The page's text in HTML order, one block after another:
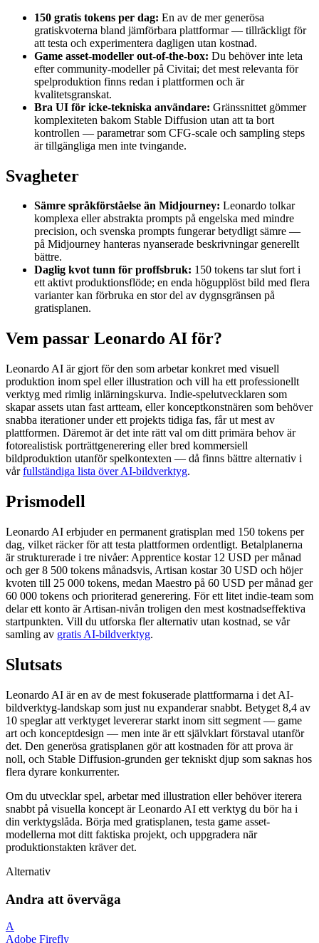
150 gratis tokens per dag: En av de mer generösa
gratiskvoterna bland jämförbara plattformar — tillräckligt för
att testa och experimentera dagligen utan kostnad.
Game asset-modeller out-of-the-box: Du behöver inte leta
efter community-modeller på Civitai; det mest relevanta för
spelproduktion finns redan i plattformen och är
kvalitetsgranskat.
Bra UI för icke-tekniska användare: Gränssnittet gömmer
komplexiteten bakom Stable Diffusion utan att ta bort
kontrollen — parametrar som CFG-scale och sampling steps
är tillgängliga men inte tvingande.
Svagheter
Sämre språkförståelse än Midjourney: Leonardo tolkar
komplexa eller abstrakta prompts på engelska med mindre
precision, och svenska prompts fungerar betydligt sämre —
på Midjourney hanteras nyanserade beskrivningar generellt
bättre.
Daglig kvot tunn för proffsbruk: 150 tokens tar slut fort i
ett aktivt produktionsflöde; en enda högupplöst bild med flera
varianter kan förbruka en stor del av dygnsgränsen på
gratisplanen.
Vem passar Leonardo AI för?
Leonardo AI är gjort för den som arbetar konkret med visuell
produktion inom spel eller illustration och vill ha ett professionellt
verktyg med rimlig inlärningskurva. Indie-spelutvecklaren som
skapar assets utan fast artteam, eller konceptkonstnären som behöver
snabba iterationer under ett projekts tidiga fas, får ut mest av
plattformen. Däremot är det inte rätt val om ditt primära behov är
fotorealistisk porträttgenerering eller bred kommersiell
bildproduktion utanför spelkontexten — då finns bättre alternativ i
vårfullständiga lista över AI-bildverktyg.
Prismodell
Leonardo AI erbjuder en permanent gratisplan med 150 tokens per
dag, vilket räcker för att testa plattformen ordentligt. Betalplanerna
är strukturerade i tre nivåer: Apprentice kostar 12 USD per månad
och ger 8 500 tokens månadsvis, Artisan kostar 30 USD och höjer
kvoten till 25 000 tokens, medan Maestro på 60 USD per månad ger
60 000 tokens och prioriterad generering. För ett litet indie-team som
delar ett konto är Artisan-nivån troligen den mest kostnadseffektiva
startpunkten. Vill du utforska fler alternativ utan kostnad, se vår
samling av gratis AI-bildverktyg.
Slutsats
Leonardo AI är en av de mest fokuserade plattformarna i det AI-
bildverktyg-landskap som just nu expanderar snabbt. Betyget 8,4 av
10 speglar att verktyget levererar starkt inom sitt segment — game
art och konceptdesign — men inte är ett självklart förstaval utanför
det. Den generösa gratisplanen gör att kostnaden för att prova är
noll, och Stable Diffusion-grunden ger tekniskt djup som saknas hos
flera dyrare konkurrenter.
Om du utvecklar spel, arbetar med illustration eller behöver iterera
snabbt på visuella koncept är Leonardo AI ett verktyg du bör ha i
din verktygslåda. Börja med gratisplanen, testa game asset-
modellerna mot ditt faktiska projekt, och uppgradera när
produktionstakten kräver det.
Alternativ
Andra att överväga
A
Adobe Firefly